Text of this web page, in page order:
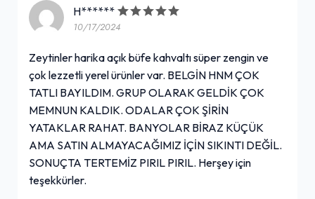
H******
10/17/2024
Zeytinler harika açık büfe kahvaltı süper zengin ve
çok lezzetli yerel ürünler var. BELGİN HNM ÇOK
TATLI BAYILDIM. GRUP OLARAK GELDİK ÇOK
MEMNUN KALDIK. ODALAR ÇOK ŞİRİN
YATAKLAR RAHAT. BANYOLAR BİRAZ KÜÇÜK
AMA SATIN ALMAYACAĞIMIZ İÇİN SIKINTI DEĞİL.
SONUÇTA TERTEMİZ PIRIL PIRIL. Herşey için
teşekkürler.